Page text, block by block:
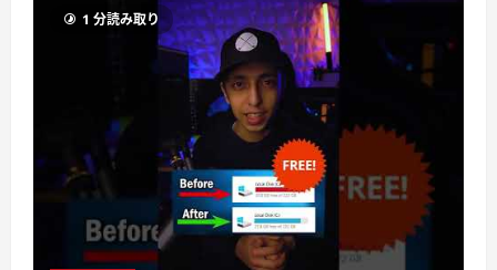
1 分読み取り